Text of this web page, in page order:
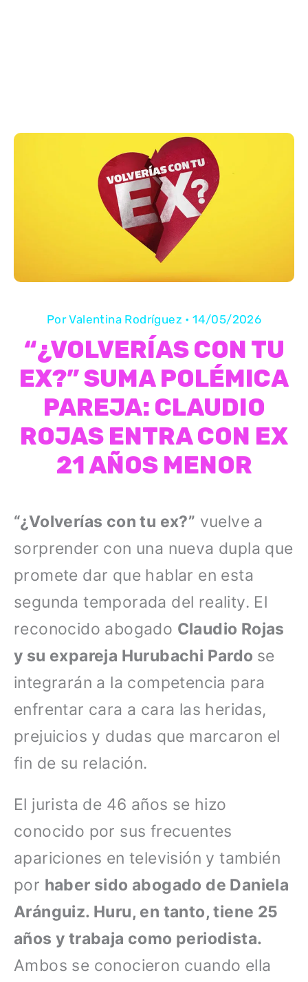
PorValentina Rodríguez •14/05/2026
“¿VOLVERÍAS CON TU
EX?” SUMA POLÉMICA
PAREJA: CLAUDIO
ROJAS ENTRA CON EX
21 AÑOS MENOR
“¿Volverías con tu ex?” vuelve a
sorprender con una nueva dupla que
promete dar que hablar en esta
segunda temporada del reality. El
reconocido abogado Claudio Rojas
y su expareja Hurubachi Pardo se
integrarán a la competencia para
enfrentar cara a cara las heridas,
prejuicios y dudas que marcaron el
fin de su relación.
El jurista de 46 años se hizo
conocido por sus frecuentes
apariciones en televisión y también
por haber sido abogado de Daniela
Aránguiz. Huru, en tanto, tiene 25
años y trabaja como periodista.
Ambos se conocieron cuando ella